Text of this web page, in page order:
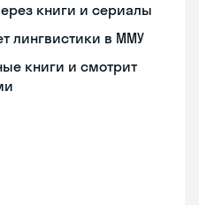
книги и сериалы
лингвистики в ММУ
книги и смотрит